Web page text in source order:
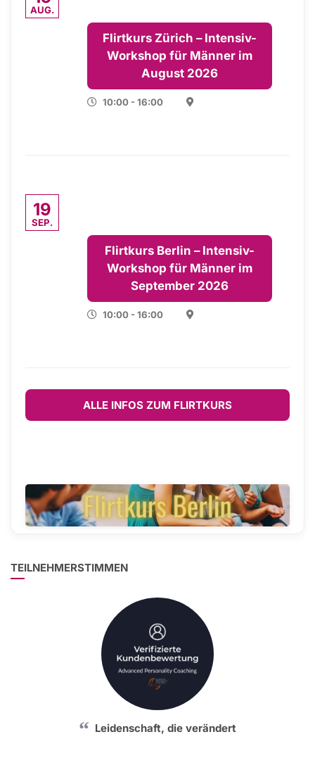
AUG.
Flirtkurs Zürich – Intensiv-
Workshop für Männer im
August 2026
10:00 - 16:00
19
SEP.
Flirtkurs Berlin – Intensiv-
Workshop für Männer im
September 2026
10:00 - 16:00
ALLE INFOS ZUM FLIRTKURS
TEILNEHMERSTIMMEN
Leidenschaft, die verändert